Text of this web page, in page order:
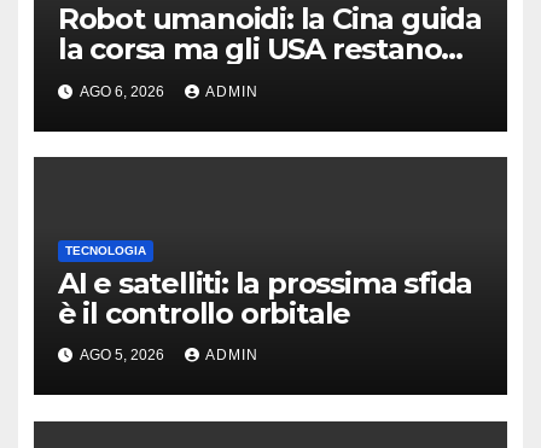
Robot umanoidi: la Cina guida
la corsa ma gli USA restano
davanti nella qualità
AGO 6, 2026 ADMIN
TECNOLOGIA
AI e satelliti: la prossima sfida
è il controllo orbitale
AGO 5, 2026 ADMIN